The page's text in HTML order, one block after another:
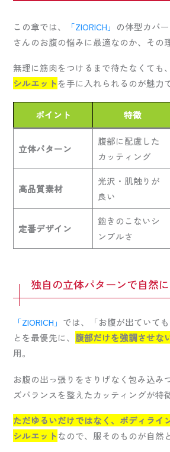
この章では、 「ZIORICH」 の体型カバ
さんのお腹の悩みに最適なのか、その
無理に筋肉をつけるまで待たなくても
シルエットを手に入れられるのが魅力
ポイント 特徴
立体パターン
腹部に配慮した
カッティング
高品質素材
光沢・肌触りが
良い
定番デザイン
飽きのこないシ
ンプルさ
独自の立体パターンで自然
「ZIORICH」 では、「お腹が出ていて
とを最優先に、 腹部だけを強調させな
用。
お腹の出っ張りをさりげなく包み込み
ズバランスを整えたカッティングが特
ただゆるいだけではなく、ボディライ
シルエットなので、服そのものが自然